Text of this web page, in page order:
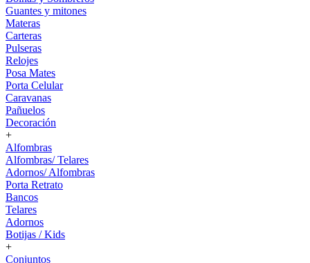
Guantes y mitones
Materas
Carteras
Pulseras
Relojes
Posa Mates
Porta Celular
Caravanas
Pañuelos
Decoración
+
Alfombras
Alfombras/ Telares
Adornos/ Alfombras
Porta Retrato
Bancos
Telares
Adornos
Botijas / Kids
+
Conjuntos